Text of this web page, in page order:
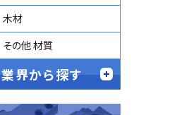
木材
その他 材質
業界から探す